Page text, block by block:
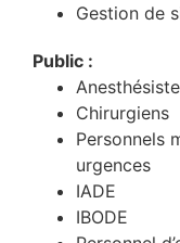
Gestion de
Public :
Chirurgiens
Personnels
urgences
IADE
IBODE